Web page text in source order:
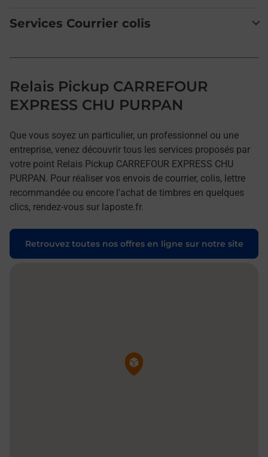
Services Courrier colis
Relais Pickup CARREFOUR
EXPRESS CHU PURPAN
Que vous soyez un particulier, un professionnel ou une
entreprise, venez découvrir tous les services proposés par
votre point Relais Pickup CARREFOUR EXPRESS CHU
PURPAN. Pour réaliser vos envois de courrier, colis, lettre
recommandée ou encore l'achat de timbres en quelques
clics, rendez-vous sur laposte.fr.
Retrouvez toutes nos offres en ligne sur notre site
Pin de la carte